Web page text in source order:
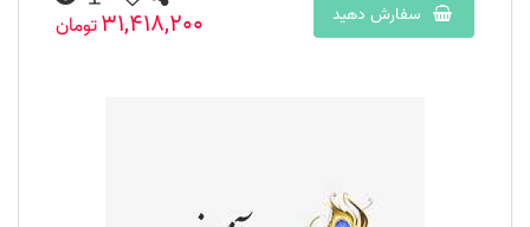
سفارش دهید
31,418,200تومان